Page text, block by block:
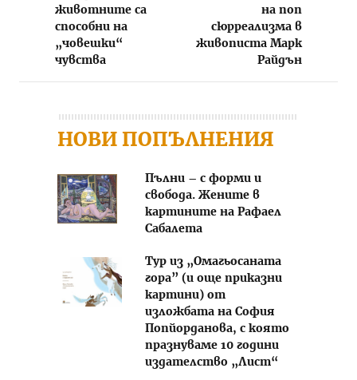
животните са
способни на
„човешки“
чувства
на поп
сюрреализма в
живописта Марк
Райдън
НОВИ ПОПЪЛНЕНИЯ
Пълни – с форми и
свобода. Жените в
картините на Рафаел
Сабалета
Тур из „Омагьосаната
гора” (и още приказни
картини) от
изложбата на София
Попйорданова, с която
празнуваме 10 години
издателство „Лист“